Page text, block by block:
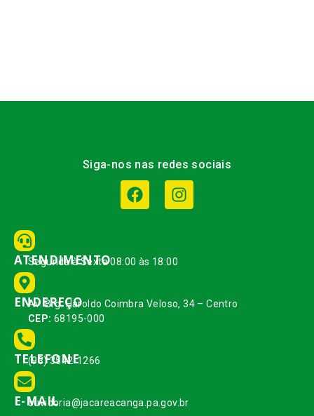
Siga-nos nas redes sociais
ATENDIMENTO
Segunda à Sexta 08:00 às 18:00
ENDEREÇO
Av. Brg. Haroldo Coimbra Veloso, 34 – Centro
CEP: 68195-000
TELEFONE
(93) 3542-1266
E-MAIL
ouvidoria@jacareacanga.pa.gov.br